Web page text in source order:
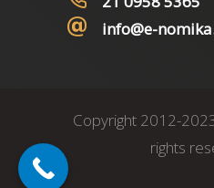
info@e-
Copyright 2012-
rights